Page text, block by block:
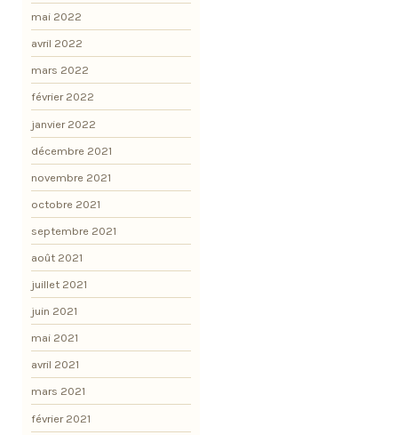
mai 2022
avril 2022
mars 2022
février 2022
janvier 2022
décembre 2021
novembre 2021
octobre 2021
septembre 2021
août 2021
juillet 2021
juin 2021
mai 2021
avril 2021
mars 2021
février 2021